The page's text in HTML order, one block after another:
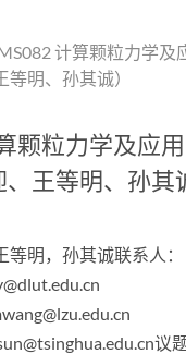
计算颗粒力学及
等明、孙其诚）
颗粒力学及应
王等明、孙其
等明，孙其诚联系人：
议题